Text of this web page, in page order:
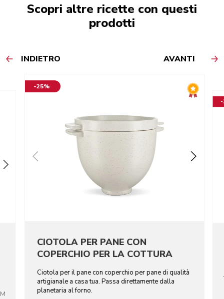
Scopri altre ricette con questi
prodotti
INDIETRO AVANTI
-25%
CIOTOLA PER PANE CON
COPERCHIO PER LA COTTURA
Ciotola per il pane con coperchio per pane di qualità
artigianale a casa tua. Passa direttamente dalla
planetaria al forno.
-